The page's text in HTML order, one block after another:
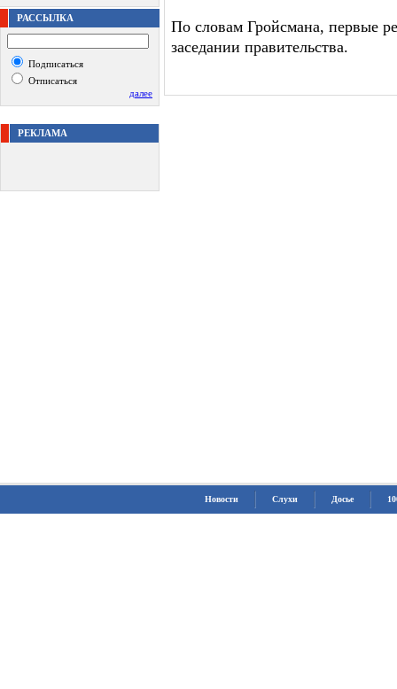
РАССЫЛКА
Подписаться
Отписаться
далее
РЕКЛАМА
По словам Гройсмана, первые
заседании правительства.
Новости Слухи Досье